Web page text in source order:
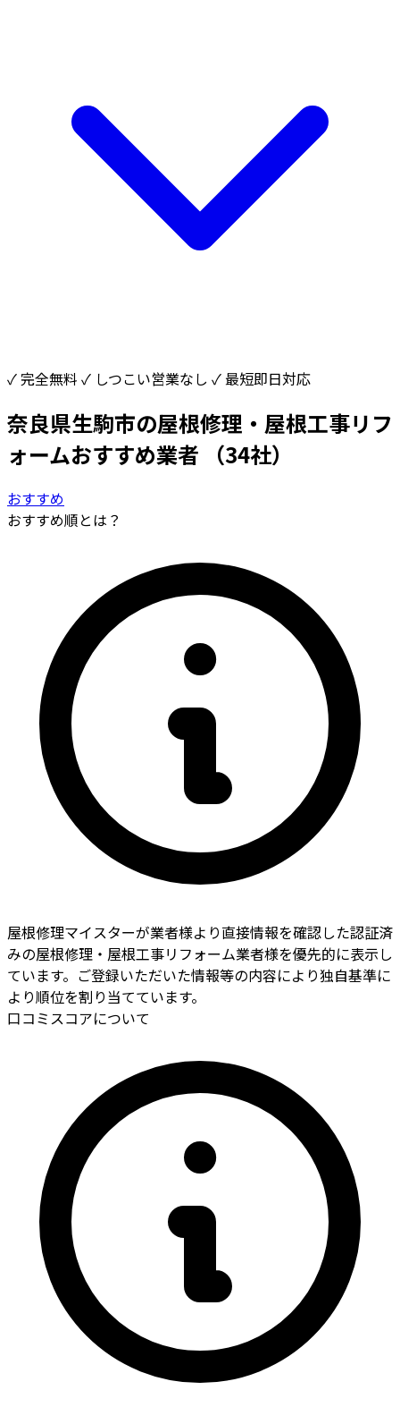
✓ 完全無料 ✓ しつこい営業なし ✓ 最短即日対応
奈良県生駒市の屋根修理・屋根工事リフ
ォームおすすめ業者
（34社）
おすすめ
おすすめ順とは？
屋根修理マイスターが業者様より直接情報を確認した認証済
みの屋根修理・屋根工事リフォーム業者様を優先的に表示し
ています。ご登録いただいた情報等の内容により独自基準に
より順位を割り当てています。
口コミスコアについて